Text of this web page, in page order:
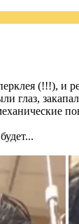
(!!!), и
глаз,